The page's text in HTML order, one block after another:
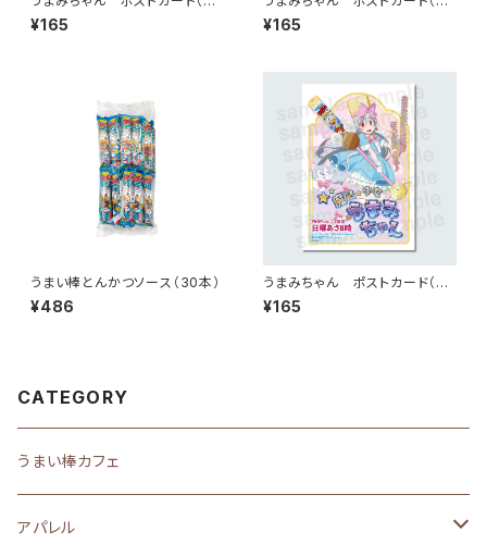
タン）
¥165
チョコ）
¥165
うまい棒とんかつソース（30本）
¥486
うまみちゃん ポストカード（魔
法少女）
¥165
CATEGORY
うまい棒カフェ
アパレル